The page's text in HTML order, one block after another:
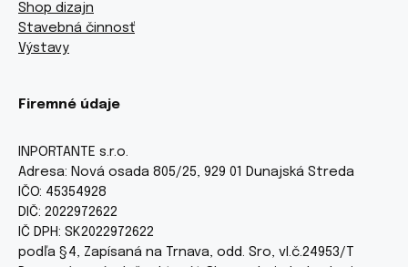
Shop dizajn
Stavebná činnosť
Výstavy
Firemné údaje
INPORTANTE s.r.o.
Adresa: Nová osada 805/25, 929 01 Dunajská Streda
IČO: 45354928
DIČ: 2022972622
IČ DPH: SK2022972622
podľa §4, Zapísaná na Trnava, odd. Sro, vl.č.24953/T